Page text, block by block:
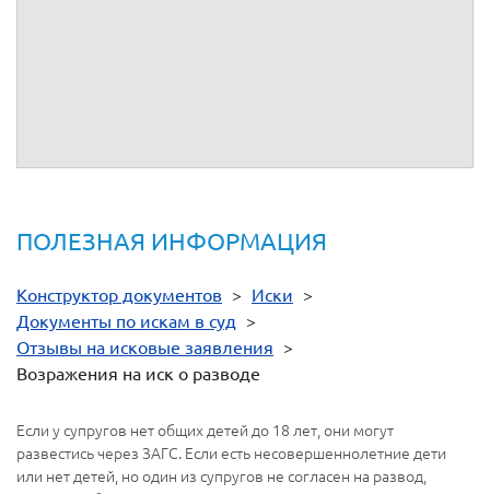
ПОЛЕЗНАЯ ИНФОРМАЦИЯ
Конструктор документов > Иски >
Документы по искам в суд >
Отзывы на исковые заявления >
Возражения на иск о разводе
Если у супругов нет общих детей до 18 лет, они могут
развестись через ЗАГС. Если есть несовершеннолетние дети
или нет детей, но один из супругов не согласен на развод,